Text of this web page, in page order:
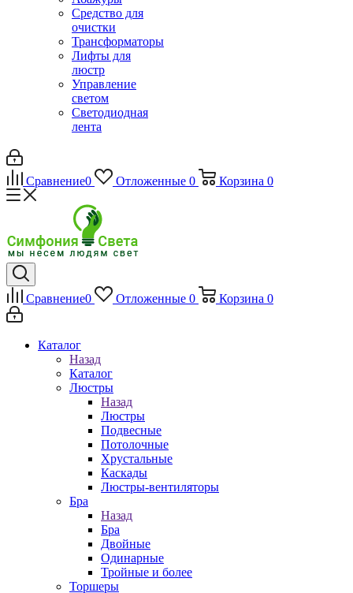
Средство для
очистки
Трансформаторы
Лифты для
люстр
Управление
светом
Светодиодная
лента
Сравнение0 Отложенные 0 Корзина 0
Сравнение0 Отложенные 0 Корзина 0
Каталог
Назад
Каталог
Люстры
Назад
Люстры
Подвесные
Потолочные
Хрустальные
Каскады
Люстры-вентиляторы
Бра
Назад
Бра
Двойные
Одинарные
Тройные и более
Торшеры